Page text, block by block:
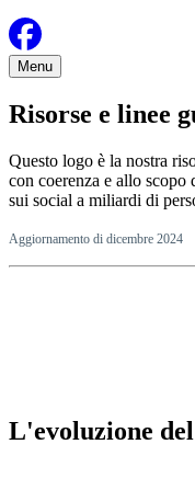
Menu
Risorse e linee
Questo logo è la nostra
con coerenza e allo
sui social a miliardi di
Aggiornamento di dicembre 2024
L'evoluzione